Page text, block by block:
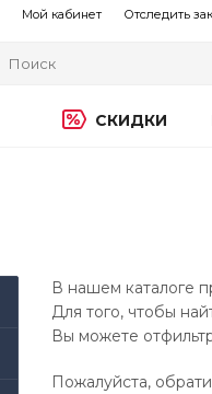
Мой кабинет Отследить
СКИДКИ
В нашем каталоге
Для того, чтобы
Вы можете
Пожалуйста,